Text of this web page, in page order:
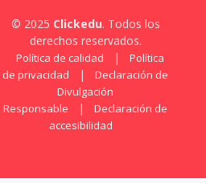
© 2025 Clickedu. Todos los
derechos reservados.
Política de calidad |
Política
de privacidad
|
Declaración de
Divulgación
Responsable
|
Declaración de
accesibilidad